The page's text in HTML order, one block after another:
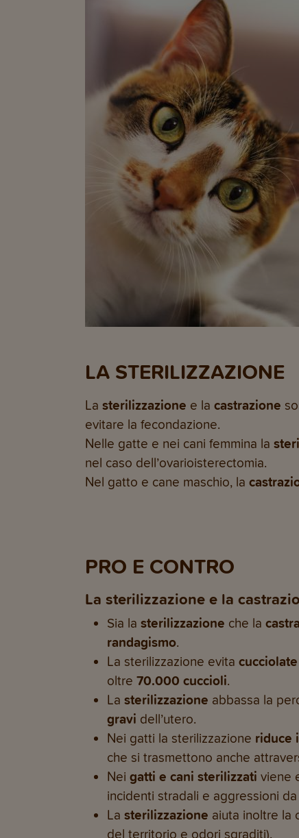
LA STERILIZZAZIONE
La sterilizzazione e la castrazione
evitare la fecondazione.
Nelle gatte e nei cani femmina la
nel caso dell’ovarioisterectomia.
Nel gatto e cane maschio, la
PRO E CONTRO
La sterilizzazione e la
Sia la sterilizzazione che la
randagismo.
La sterilizzazione evita
oltre 70.000 cuccioli.
La sterilizzazione abbassa la
gravi dell’utero.
Nei gatti la sterilizzazione riduce
che si trasmettono anche
Nei gatti e cani sterilizzati viene
incidenti stradali e aggressioni
La sterilizzazione aiuta inoltre la
del territorio e odori sgraditi).